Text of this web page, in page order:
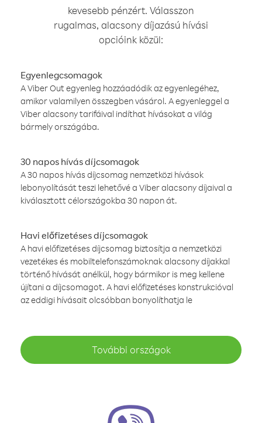
kevesebb pénzért. Válasszon
rugalmas, alacsony díjazású hívási
opcióink közül:
Egyenlegcsomagok
A Viber Out egyenleg hozzáadódik az egyenlegéhez,
amikor valamilyen összegben vásárol. A egyenleggel a
Viber alacsony tarifáival indíthat hívásokat a világ
bármely országába.
30 napos hívás díjcsomagok
A 30 napos hívás díjcsomag nemzetközi hívások
lebonyolítását teszi lehetővé a Viber alacsony díjaival a
kiválasztott célországokba 30 napon át.
Havi előfizetéses díjcsomagok
A havi előfizetéses díjcsomag biztosítja a nemzetközi
vezetékes és mobiltelefonszámoknak alacsony díjakkal
történő hívását anélkül, hogy bármikor is meg kellene
újítani a díjcsomagot. A havi előfizetéses konstrukcióval
az eddigi hívásait olcsóbban bonyolíthatja le
További országok